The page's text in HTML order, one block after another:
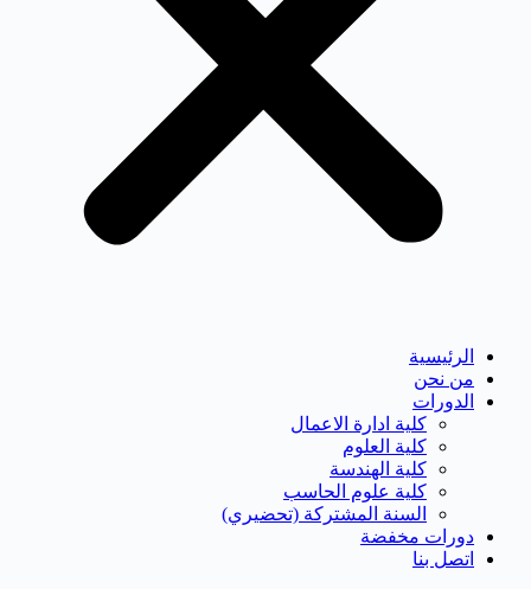
الرئيسية
من نحن
الدورات
كلية ادارة الاعمال
كلية العلوم
كلية الهندسة
كلية علوم الحاسب
السنة المشتركة (تحضيري)
دورات مخفضة
اتصل بنا